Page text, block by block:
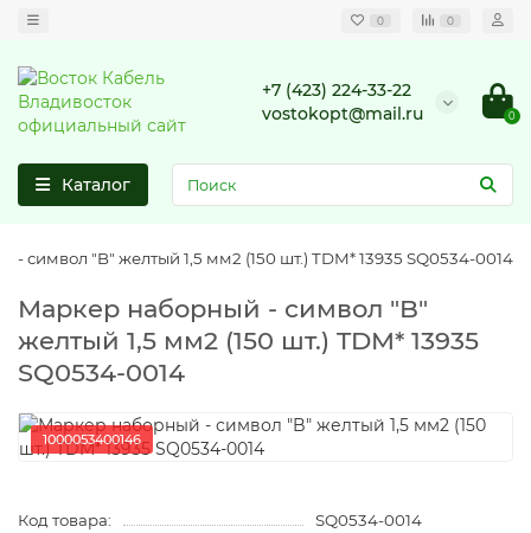
0 0
+7 (423) 224-33-22
vostokopt@mail.ru
0
Каталог
символ "B" желтый 1,5 мм2 (150 шт.) TDM* 13935 SQ0534-0014
Маркер наборный - символ "B"
желтый 1,5 мм2 (150 шт.) TDM* 13935
SQ0534-0014
1000053400146
Код товара:
SQ0534-0014